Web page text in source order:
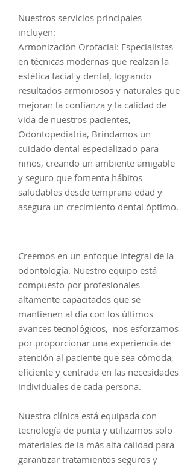
Nuestros servicios principales
incluyen:
Armonización Orofacial: Especialistas
en técnicas modernas que realzan la
estética facial y dental, logrando
resultados armoniosos y naturales que
mejoran la confianza y la calidad de
vida de nuestros pacientes,
Odontopediatría, Brindamos un
cuidado dental especializado para
niños, creando un ambiente amigable
y seguro que fomenta hábitos
saludables desde temprana edad y
asegura un crecimiento dental óptimo.
Creemos en un enfoque integral de la
odontología. Nuestro equipo está
compuesto por profesionales
altamente capacitados que se
mantienen al día con los últimos
avances tecnológicos, nos esforzamos
por proporcionar una experiencia de
atención al paciente que sea cómoda,
eficiente y centrada en las necesidades
individuales de cada persona.
Nuestra clínica está equipada con
tecnología de punta y utilizamos solo
materiales de la más alta calidad para
garantizar tratamientos seguros y